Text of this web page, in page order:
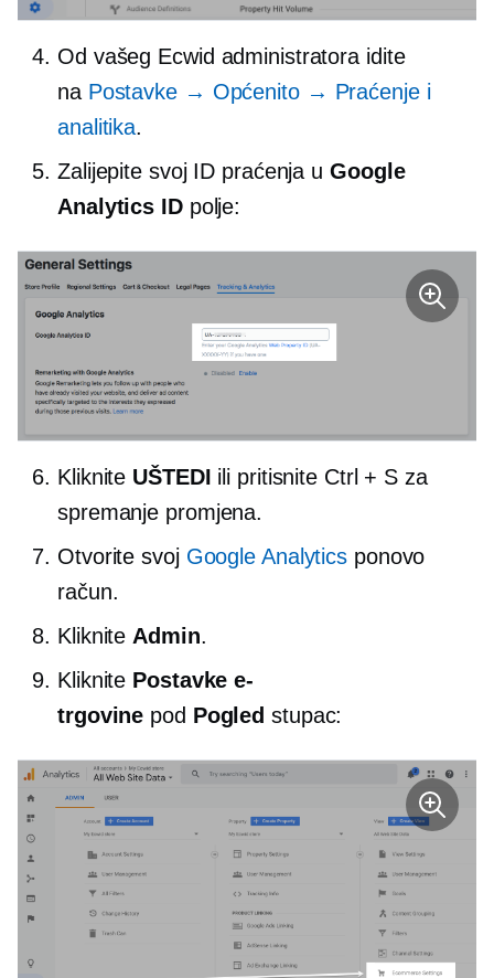
Od vašeg Ecwid administratora idite
na Postavke → Općenito → Praćenje i
analitika.
Zalijepite svoj ID praćenja u Google
Analytics IDpolje:
Kliknite UŠTEDI ili pritisnite Ctrl + S za
spremanje promjena.
Otvorite svoj Google Analytics ponovo
račun.
Kliknite Admin.
Kliknite Postavke e-
trgovine pod Pogled stupac: